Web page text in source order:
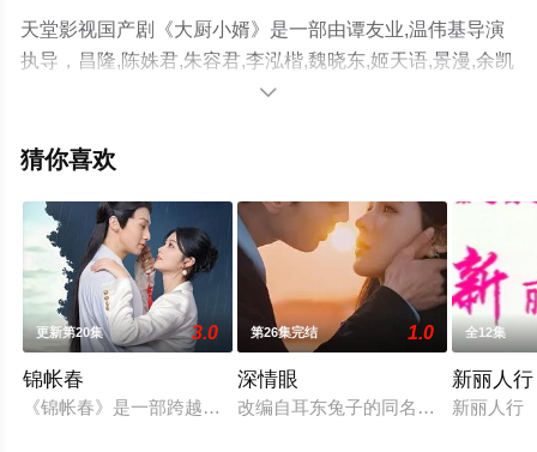
天堂影视国产剧《大厨小婿》是一部由谭友业,温伟基导演
执导，昌隆,陈姝君,朱容君,李泓楷,魏晓东,姬天语,景漫,余凯
宁,钟灵韬,于散,王关彭,韩姝妹,刘骐,牟凤彬,闫佳颖等演员精
集），手机免费观看高清未删减完整版电视剧全集就上天
步至豆瓣电视剧、电视猫或剧情网等平台了解。

猜你喜欢
更新第20集 3.0
锦帐春
《锦帐春》是一部跨越时空、情感与命运交织的现代奇幻剧集
第26集完结 1.0
深情眼
改编自耳东兔子的同名小说。年过三
全12集
新丽人行
新丽人行